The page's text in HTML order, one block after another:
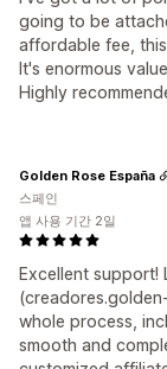
going to be
affordable fee,
It's enormous
Highly
Excellent support!
whole process,
smooth and
Golden Rose España
스페인
앱 사용 기간 2일